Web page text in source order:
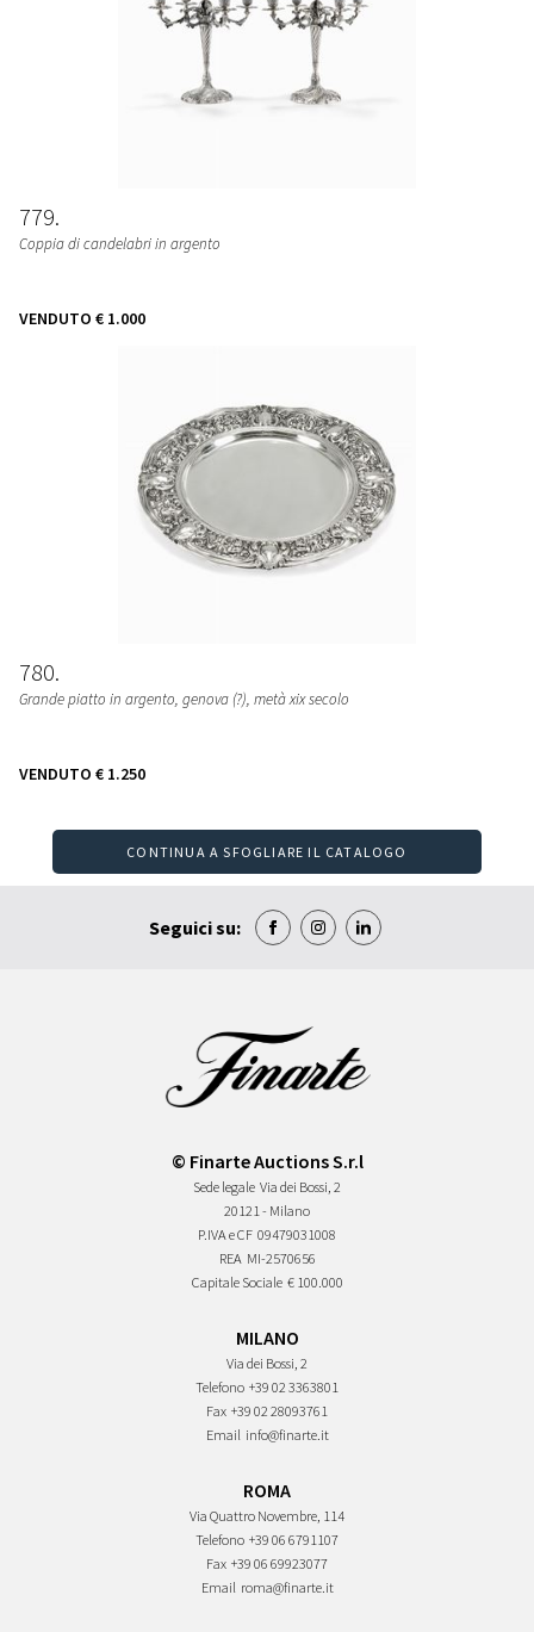
779
Coppia di candelabri in argento
VENDUTO € 1.000
780
Grande piatto in argento, genova (?), metà xix secolo
VENDUTO € 1.250
CONTINUA A SFOGLIARE IL CATALOGO
Seguici su:
© Finarte Auctions S.r.l
Sede legale Via dei Bossi, 2
20121 - Milano
P.IVA e CF 09479031008
REA MI-2570656
Capitale Sociale € 100.000
MILANO
Via dei Bossi, 2
Telefono +39 02 3363801
Fax +39 02 28093761
Email info@finarte.it
ROMA
Via Quattro Novembre, 114
Telefono +39 06 6791107
Fax +39 06 69923077
Email roma@finarte.it